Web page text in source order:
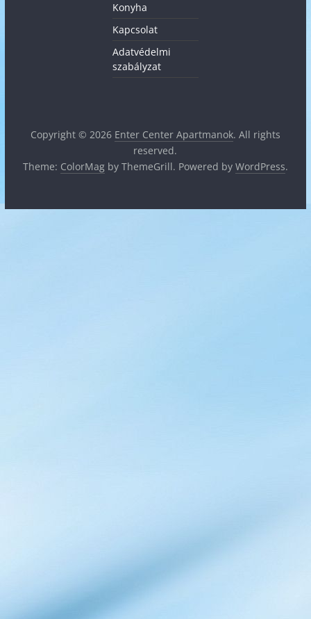
Konyha
Kapcsolat
Adatvédelmi
szabályzat
Copyright © 2026 Enter Center Apartmanok. All rights
reserved.
Theme: ColorMagby ThemeGrill. Powered by WordPress.